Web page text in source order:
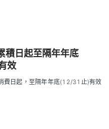
積日起至隔年年底
效
費日起，至隔年年底(12/31止)有效​